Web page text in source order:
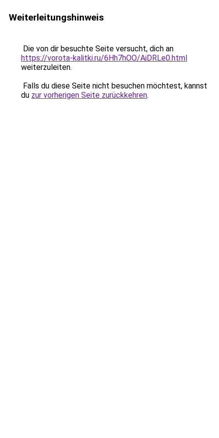
Weiterleitungshinweis
Die von dir besuchte Seite versucht, dich an
https://vorota-kalitki.ru/6Hh7hOO/AiDRLe0.html
weiterzuleiten.
Falls du diese Seite nicht besuchen möchtest, kannst
du zur vorherigen Seite zurückkehren.